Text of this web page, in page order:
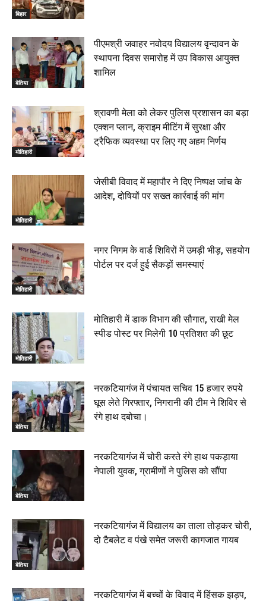
बिहार
बेतिया
पीएमश्री जवाहर नवोदय विद्यालय वृन्दावन के
स्थापना दिवस समारोह में उप विकास आयुक्त
शामिल
मोतिहारी
श्रावणी मेला को लेकर पुलिस प्रशासन का बड़ा
एक्शन प्लान, क्राइम मीटिंग में सुरक्षा और
ट्रैफिक व्यवस्था पर लिए गए अहम निर्णय
मोतिहारी
जेसीबी विवाद में महापौर ने दिए निष्पक्ष जांच के
आदेश, दोषियों पर सख्त कार्रवाई की मांग
मोतिहारी
नगर निगम के वार्ड शिविरों में उमड़ी भीड़, सहयोग
पोर्टल पर दर्ज हुई सैकड़ों समस्याएं
मोतिहारी
मोतिहारी में डाक विभाग की सौगात, राखी मेल
स्पीड पोस्ट पर मिलेगी 10 प्रतिशत की छूट
बेतिया
नरकटियागंज में पंचायत सचिव 15 हजार रुपये
घूस लेते गिरफ्तार, निगरानी की टीम ने शिविर से
रंगे हाथ दबोचा।
बेतिया
नरकटियागंज में चोरी करते रंगे हाथ पकड़ाया
नेपाली युवक, ग्रामीणों ने पुलिस को सौंपा
बेतिया
नरकटियागंज में विद्यालय का ताला तोड़कर चोरी,
दो टैबलेट व पंखे समेत जरूरी कागजात गायब
नरकटियागंज में बच्चों के विवाद में हिंसक झड़प,